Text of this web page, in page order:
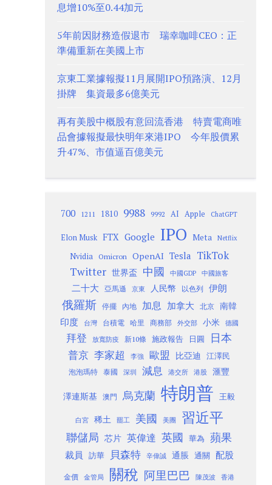
息增10%至0.44加元
5年前因財務造假退市 瑞幸咖啡CEO：正
準備重新在美國上市
京東工業據報擬11月展開IPO預路演、12月
掛牌 集資最多6億美元
再有美股中概股有意回流香港 特賣電商唯
品會據報擬最快明年來港IPO 今年股價累
升47%、市值逼百億美元
700 1211 1810 9988 9992 AI Apple ChatGPT
Elon Musk FTX Google IPO Meta Netflix
Nvidia Omicron OpenAI Tesla TikTok
Twitter 世界盃 中國 中國GDP 中國旅客
二十大 亞馬遜 京東 人民幣 以色列 伊朗
俄羅斯 停擺 內地 加息 加拿大 北京
南韓
印度
台灣 台積電 哈里 商務部 外交部 小米 德國
拜登 放寬防疫 新10條 施政報告 日圓 日本
普京 李家超 李強 歐盟 比亞迪 江澤民
泡泡瑪特 泰國 深圳 減息 港交所 港股 滙豐
澤連斯基 澳門 烏克蘭 特朗普 王毅
白宮 稀土 罷工 美國 美團 習近平
聯儲局 芯片 英偉達 英國 華為 蘋果
裁員 訪華 貝森特 辛偉誠 通脹 通關 配股
金價 金管局 關稅 阿里巴巴 陳茂波 香港